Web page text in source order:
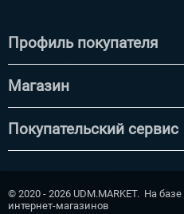
Профиль покупателя
Магазин
Покупательский сервис
© 2020 - 2026 UDM.MARKET. На базе
интернет-магазинов